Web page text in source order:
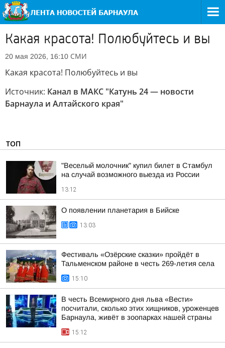
Какая красота! Полюбуйтесь и вы
20 мая 2026, 16:10 СМИ
Какая красота! Полюбуйтесь и вы
Источник: Канал в МАКС "Катунь 24 — новости
Барнаула и Алтайского края"
ТОП
"Веселый молочник" купил билет в Стамбул
на случай возможного выезда из России
13:12
О появлении планетария в Бийске
13:03
Фестиваль «Озёрские сказки» пройдёт в
Тальменском районе в честь 269-летия села
15:10
В честь Всемирного дня льва «Вести»
посчитали, сколько этих хищников, уроженцев
Барнаула, живёт в зоопарках нашей страны
15:12